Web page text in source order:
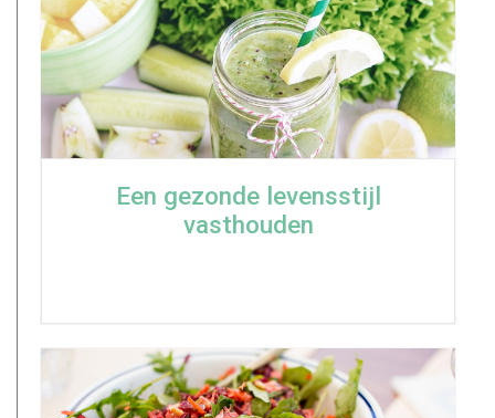
Een gezonde levensstijl
vasthouden